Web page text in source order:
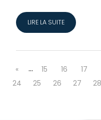
LIRE LA SUITE
« … 15 16 17
24
25 26 27 28